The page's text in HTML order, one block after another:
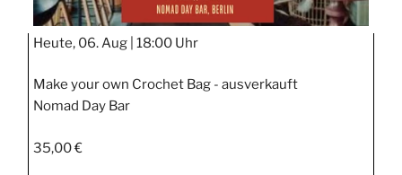
Heute, 06. Aug | 18:00 Uhr
Make your own Crochet Bag - ausverkauft
Nomad Day Bar
35,00 €